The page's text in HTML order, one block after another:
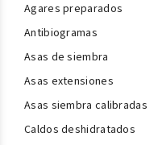
Agares preparados
Antibiogramas
Asas de siembra
Asas extensiones
Asas siembra calibradas
Caldos deshidratados